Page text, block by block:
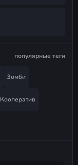
популярные теги
Зомби
Кооператив